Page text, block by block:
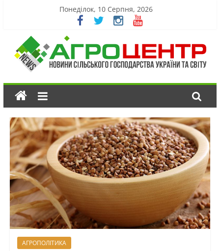
Понеділок, 10 Серпня, 2026
АГРОПОЛІТИКА